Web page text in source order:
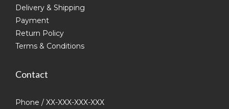
Delivery & Shipping
Payment
Return Policy
Terms & Conditions
Contact
Phone / XX-XXX-XXX-XXX